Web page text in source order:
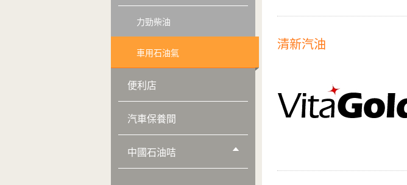
力勁柴油
車用石油氣
便利店
汽車保養間
中國石油咭
清新汽油